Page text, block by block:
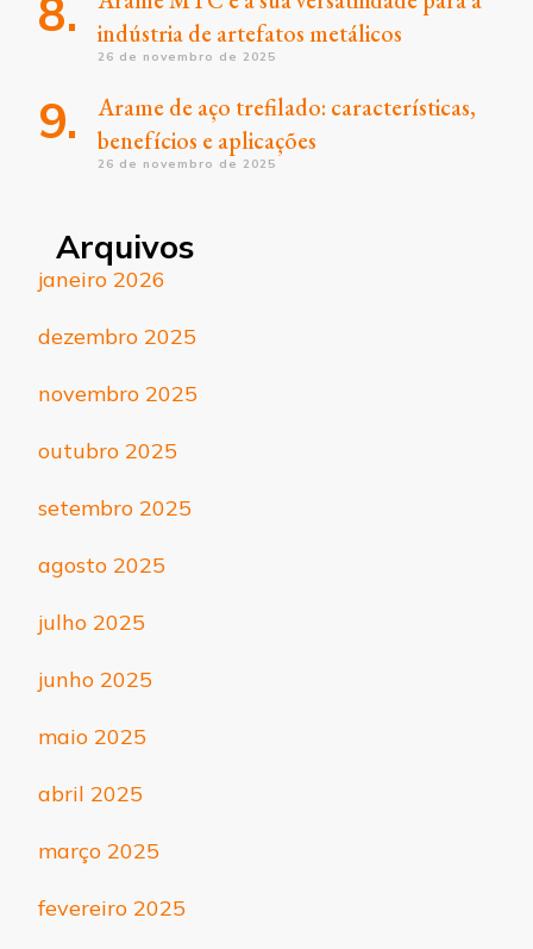
indústria de artefatos metálicos
26 de novembro de 2025
Arame de aço trefilado: características,
benefícios e aplicações
26 de novembro de 2025
Arquivos
janeiro 2026
dezembro 2025
novembro 2025
outubro 2025
setembro 2025
agosto 2025
julho 2025
junho 2025
maio 2025
abril 2025
março 2025
fevereiro 2025